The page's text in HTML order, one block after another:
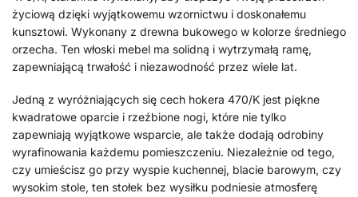
życiową dzięki wyjątkowemu wzornictwu i doskonałemu
kunsztowi. Wykonany z drewna bukowego w kolorze średniego
orzecha. Ten włoski mebel ma solidną i wytrzymałą ramę,
zapewniającą trwałość i niezawodność przez wiele lat.
Jedną z wyróżniających się cech hokera 470/K jest piękne
kwadratowe oparcie i rzeźbione nogi, które nie tylko
zapewniają wyjątkowe wsparcie, ale także dodają odrobiny
wyrafinowania każdemu pomieszczeniu. Niezależnie od tego,
czy umieścisz go przy wyspie kuchennej, blacie barowym, czy
wysokim stole, ten stołek bez wysiłku podniesie atmosferę